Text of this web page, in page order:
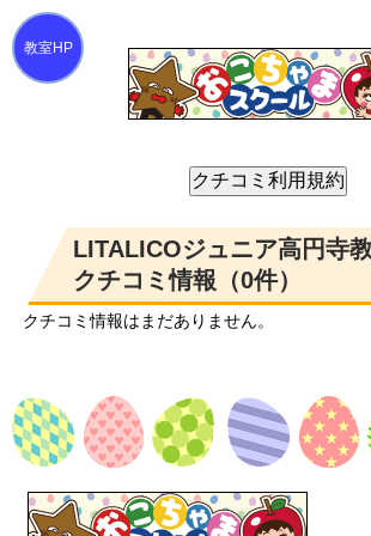
LITALICOジュニア高円寺
クチコミ情報（0件）
クチコミ情報はまだありません。